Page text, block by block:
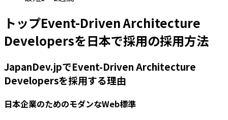
トップEvent-Driven Architecture
Developersを日本で採用の採用方法
JapanDev.jpでEvent-Driven Architecture
Developersを採用する理由
日本企業のためのモダンなWeb標準